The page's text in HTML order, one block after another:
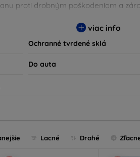
proti drobným poškodeniam a
značkami a modelmi, čímviac info
Ochranné tvrdené sklá
Do auta
Lacné Drahé